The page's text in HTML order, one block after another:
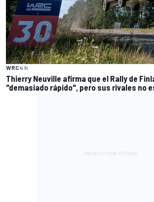
WRC4 h
Thierry Neuville afirma que el Rally de
"demasiado rápido", pero sus rivales no